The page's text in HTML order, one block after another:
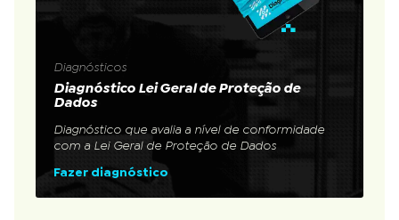
Diagnósticos
Diagnóstico Lei Geral de Proteção de
Dados
Diagnóstico que avalia a nível de conformidade
com a Lei Geral de Proteção de Dados
Fazer diagnóstico